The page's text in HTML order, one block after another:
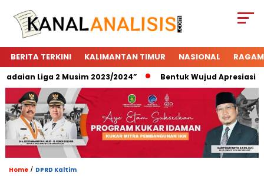
BERITA TERKINI KALIMANTAN TIMUR NASIONAL RAGAM
Liga 2 Musim 2023/2024” Bentuk Wujud Apresiasi
Home / DPRD Kaltim